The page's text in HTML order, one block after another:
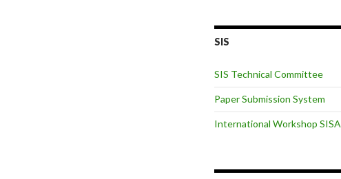
SIS
SIS Technical Committee
Paper Submission System
International Workshop SISA